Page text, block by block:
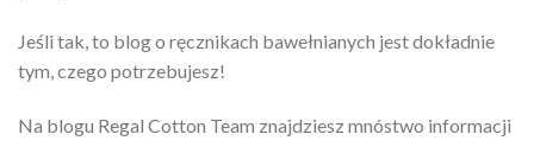
Jeśli tak, to blog o ręcznikach bawełnianych jest dokładnie
tym, czego potrzebujesz!
Na blogu Regal Cotton Team znajdziesz mnóstwo informacji